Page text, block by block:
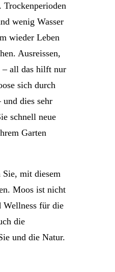
Trockenperioden
wenig Wasser
wieder Leben
Ausreissen,
– all das hilft nur
sich durch
und dies sehr
schnell neue
Garten
mit diesem
Moos ist nicht
Wellness für die
die
und die Natur.